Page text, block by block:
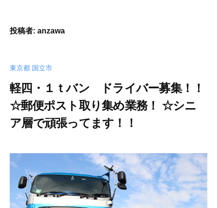
|
の
エ
キ
ス
パ
協
企
業
投稿者: anzawa
東京都 国立市
軽四・１ｔバン ドライバー募集！！
☆郵便ポスト取り集め業務！ ☆シニ
ア層で頑張ってます！！
0
2
y
a
0
件
メ
パ
協
和
企
業
ル